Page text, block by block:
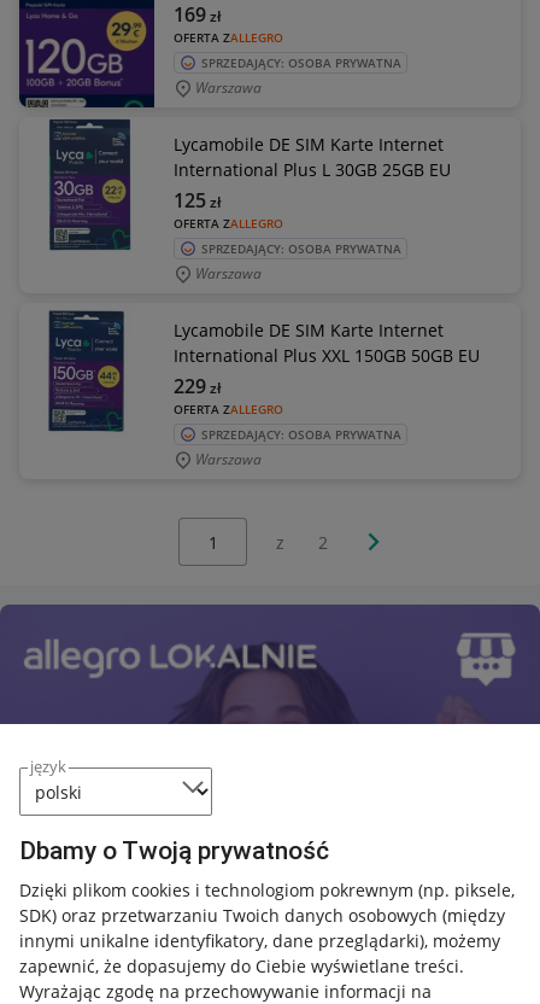
język
Dbamy o Twoją prywatność
Dzięki plikom cookies i technologiom pokrewnym (np. piksele,
SDK) oraz przetwarzaniu Twoich danych osobowych (między
innymi unikalne identyfikatory, dane przeglądarki), możemy
zapewnić, że dopasujemy do Ciebie wyświetlane treści.
Wyrażając zgodę na przechowywanie informacji na
OFERTA ZALLEGRO
169zł
SPRZEDAJĄCY: OSOBA PRYWATNA
Warszawa
Lycamobile DE SIM Karte Internet
International Plus L 30GB 25GB EU
OFERTA ZALLEGRO
125zł
SPRZEDAJĄCY: OSOBA PRYWATNA
Warszawa
Lycamobile DE SIM Karte Internet
International Plus XXL 150GB 50GB EU
OFERTA ZALLEGRO
229zł
SPRZEDAJĄCY: OSOBA PRYWATNA
Warszawa
z 2 Następna strona